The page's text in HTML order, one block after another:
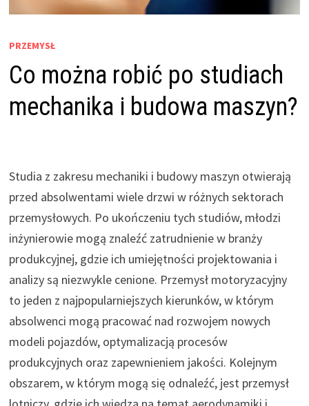
PRZEMYSŁ
Co można robić po studiach
mechanika i budowa maszyn?
Studia z zakresu mechaniki i budowy maszyn otwierają
przed absolwentami wiele drzwi w różnych sektorach
przemysłowych. Po ukończeniu tych studiów, młodzi
inżynierowie mogą znaleźć zatrudnienie w branży
produkcyjnej, gdzie ich umiejętności projektowania i
analizy są niezwykle cenione. Przemysł motoryzacyjny
to jeden z najpopularniejszych kierunków, w którym
absolwenci mogą pracować nad rozwojem nowych
modeli pojazdów, optymalizacją procesów
produkcyjnych oraz zapewnieniem jakości. Kolejnym
obszarem, w którym mogą się odnaleźć, jest przemysł